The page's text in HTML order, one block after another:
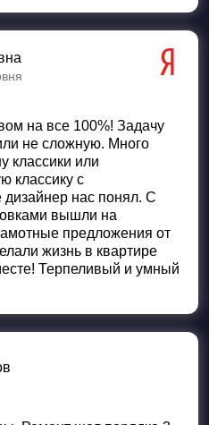
на все 100%! Задачу
не сложную. Много
классики или
классику с
нас понял. С
вышли на
предложения от
жизнь в квартире
Терпеливый и умный